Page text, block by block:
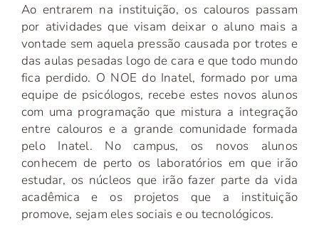
Ao entrarem na instituição, os calouros passam
por atividades que visam deixar o aluno mais a
vontade sem aquela pressão causada por trotes e
das aulas pesadas logo de cara e que todo mundo
fica perdido. O NOE do Inatel, formado por uma
equipe de psicólogos, recebe estes novos alunos
com uma programação que mistura a integração
entre calouros e a grande comunidade formada
pelo Inatel. No campus, os novos alunos
conhecem de perto os laboratórios em que irão
estudar, os núcleos que irão fazer parte da vida
acadêmica e os projetos que a instituição
promove, sejam eles sociais e ou tecnológicos.